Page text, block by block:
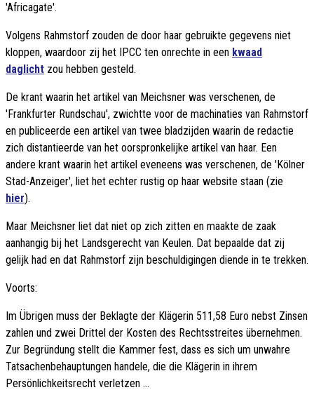
'Africagate'.
Volgens Rahmstorf zouden de door haar gebruikte gegevens niet
kloppen, waardoor zij het IPCC ten onrechte in een kwaad
daglicht zou hebben gesteld.
De krant waarin het artikel van Meichsner was verschenen, de
'Frankfurter Rundschau', zwichtte voor de machinaties van Rahmstorf
en publiceerde een artikel van twee bladzijden waarin de redactie
zich distantieerde van het oorspronkelijke artikel van haar. Een
andere krant waarin het artikel eveneens was verschenen, de 'Kölner
Stad-Anzeiger', liet het echter rustig op haar website staan (zie
hier).
Maar Meichsner liet dat niet op zich zitten en maakte de zaak
aanhangig bij het Landsgerecht van Keulen. Dat bepaalde dat zij
gelijk had en dat Rahmstorf zijn beschuldigingen diende in te trekken.
Voorts:
Im Übrigen muss der Beklagte der Klägerin 511,58 Euro nebst Zinsen
zahlen und zwei Drittel der Kosten des Rechtsstreites übernehmen.
Zur Begründung stellt die Kammer fest, dass es sich um unwahre
Tatsachenbehauptungen handele, die die Klägerin in ihrem
Persönlichkeitsrecht verletzen ...